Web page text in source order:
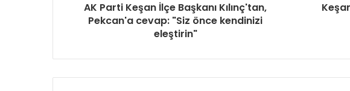
AK Parti Keşan İlçe Başkanı Kılınç'tan,
Pekcan'a cevap: "Siz önce kendinizi
eleştirin"